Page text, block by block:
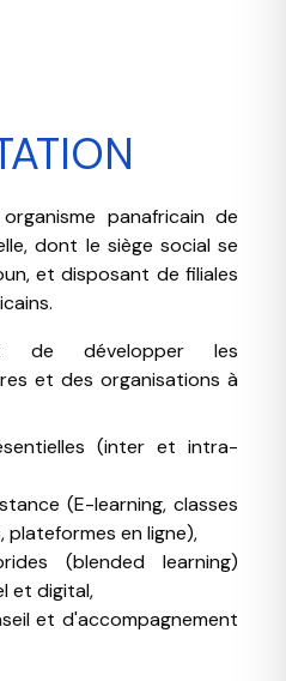
panafricain de
dont le siège social se
et disposant de filiales
de développer les
et des organisations à
(inter et intra-
(E-learning, classes
plateformes en ligne),
(blended learning)
et digital,
et d'accompagnement